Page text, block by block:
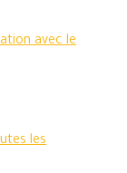
avec le
les